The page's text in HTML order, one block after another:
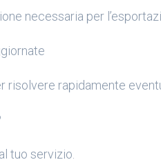
necessaria per
risolvere rapidamente
tuo servizio.